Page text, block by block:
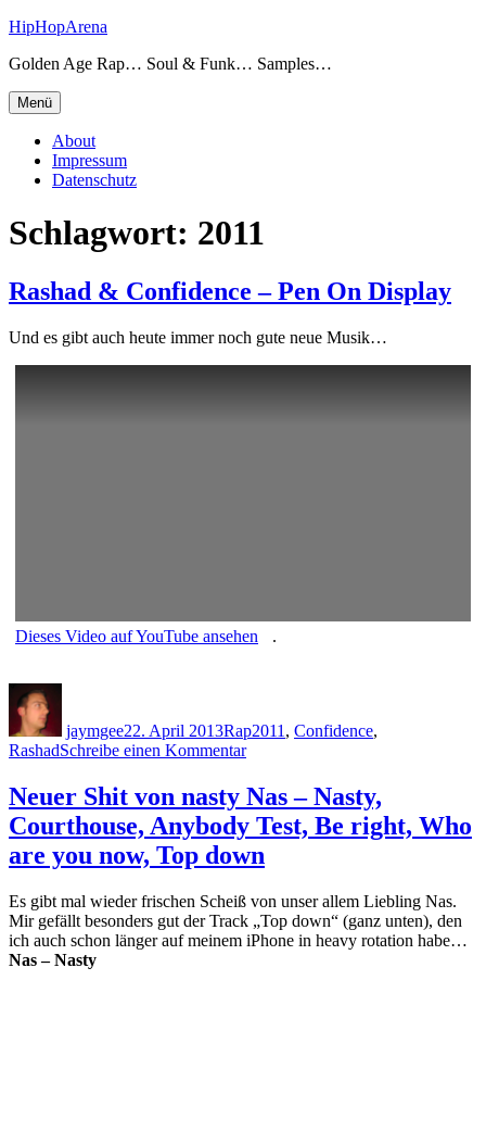
Zum
springen
HipHopArena
Golden Age Rap… Soul & Funk… Samples…
Menü
About
Impressum
Datenschutz
Schlagwort: 2011
Rashad & Confidence – Pen On Display
Und es gibt auch heute immer noch gute neue Musik…
Dieses Video auf YouTube ansehen .
jaymgee22. April 2013Rap2011 , Confidence,
RashadSchreibe einen Kommentarzu
&
Confidence
–
On
Neuer Shit von nasty Nas – Nasty,
Courthouse, Anybody Test, Be right, Who
are you now, Top down
Es gibt mal wieder frischen Scheiß von unser allem Liebling Nas.
Mir gefällt besonders gut der Track „Top down“ (ganz unten), den
ich auch schon länger auf meinem iPhone in heavy rotation habe…
Nas – Nasty